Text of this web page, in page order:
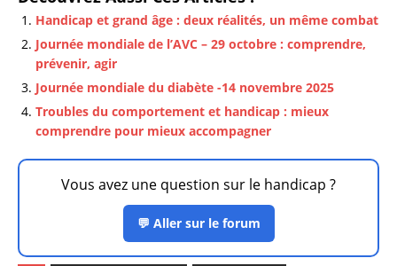
Handicap et grand âge : deux réalités, un même combat
Journée mondiale de l’AVC – 29 octobre : comprendre,
prévenir, agir
Journée mondiale du diabète -14 novembre 2025
Troubles du comportement et handicap : mieux
comprendre pour mieux accompagner
Vous avez une question sur le handicap ?
💬 Aller sur le forum